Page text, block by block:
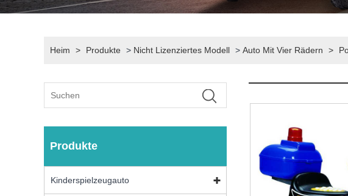
Heim > Produkte > Nicht Lizenziertes Modell > Auto Mit Vier Rädern >
Produkte
Kinderspielzeugauto